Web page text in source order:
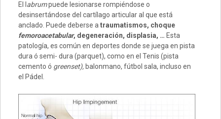
El l abrumpuede lesionarse rompiéndose o
desinsertándose del cartílago articular al que está
anclado. Puede deberse atraumatismos, choque
femoroacetabular, degeneración, displasia, … Esta
patología, es común en deportes donde se juega en pista
dura ó semi- dura (parquet), como en el Tenis (pista
cemento ó greenset),balonmano, fútbol sala, incluso en
el Pádel.